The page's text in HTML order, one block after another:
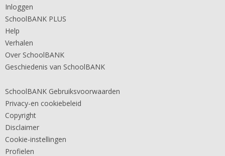
Inloggen
SchoolBANK PLUS
Help
Verhalen
Over SchoolBANK
Geschiedenis van SchoolBANK
SchoolBANK Gebruiksvoorwaarden
Privacy-en cookiebeleid
Copyright
Disclaimer
Cookie-instellingen
Profielen